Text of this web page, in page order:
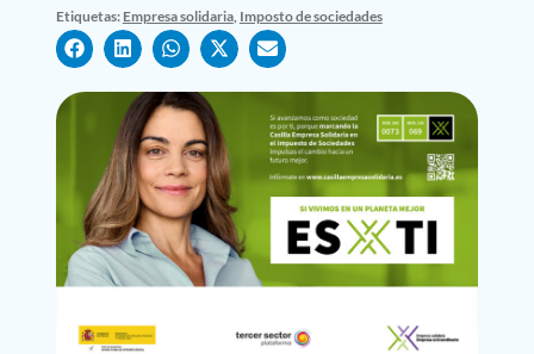
Etiquetas: Empresa solidaria, Imposto de sociedades